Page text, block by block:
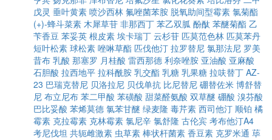
戊灵 垂叶黄素 喷沙西林 氟唑菌苯胺 脱氧助间型霉素 氯菊酯
(+)-蜂斗菜素 木犀草苷 非那西丁 苯乙双胍 酚酞 苯醚菊酯 乙
苄香豆 苯妥英 根皮素 埃卡瑞丁 云杉苷 匹莫范色林 匹莫苯丹
短叶松素 球松素 唑啉草酯 匹伐他汀 拉罗替尼 氯那法尼 罗美
昔布 乳酸 那塞罗 月桂酸 雷西那德 利奈唑胺 亚油酸 亚麻酸
石胆酸 拉西地平 拉科酰胺 乳交酯 乳糖 乳果糖 拉呋替丁 AZ-
23 巴瑞克替尼 贝洛拉尼 贝伐单抗 比尼替尼 硼替佐米 博舒替
尼 布立尼布 苯二甲酸 苯磺酸 甜菜醛氨酸 双草醚 硼酸 溴芬酸
巴比妥酸 苯烯莫德 氯苯甘醚 绿麦隆 毒芹素 西司他汀 顺铂 橘
霉素 克拉霉素 克林霉素 氯尼辛 氯舒隆 古伦宾 考布他汀A4
考尼伐坦 共轭雌激素 虫草素 棒状杆菌素 香豆素 克罗米通 荜